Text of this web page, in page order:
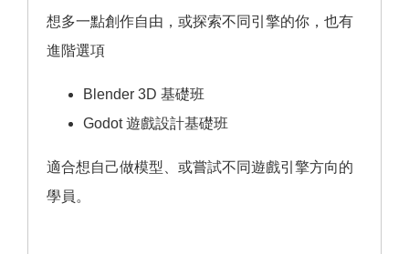
想多一點創作自由，或探索不同引擎的你，也有
進階選項
Blender 3D 基礎班
Godot 遊戲設計基礎班
適合想自己做模型、或嘗試不同遊戲引擎方向的
學員。